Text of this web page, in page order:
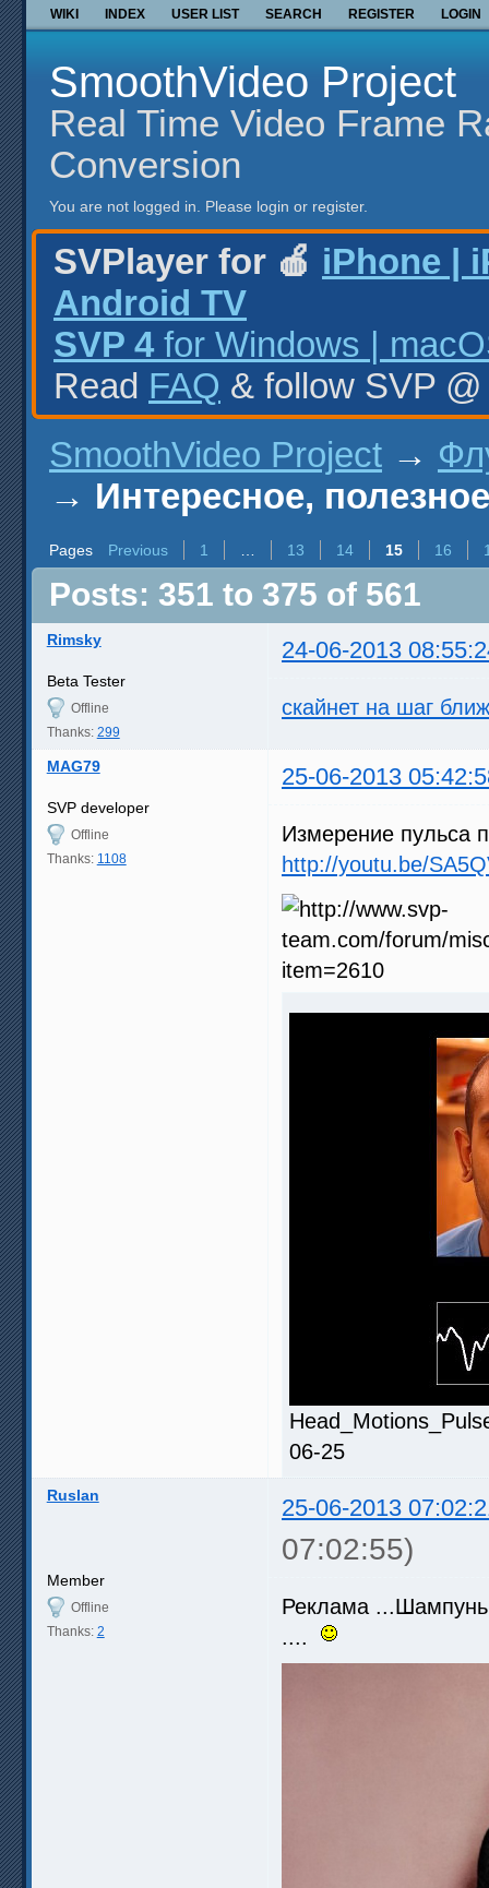
WIKI INDEX USER LIST SEARCH REGISTER LOGIN
SmoothVideo Project
Real Time Video Frame
Conversion
You are not logged in. Please login or register.
SVPlayer for 🍎 iPhone |
Android TV
SVP 4 for Windows |
Read FAQ & follow SVP
SmoothVideo Project →
→ Интересное,
Pages Previous 1 13 14 15 16
Posts: 351 to 375 of 561
Rimsky 24-06-2013
Beta Tester
Offline
Thanks: 299
скайнет на шаг
MAG79 25-06-2013
SVP developer
Offline
Thanks: 1108
Измерение пульса
http://youtu.be/
06-25
Ruslan 25-06-2013
07:02:55)
Member
Offline
Thanks: 2
Реклама
....